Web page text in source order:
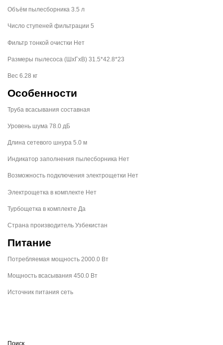
Объём пылесборника 3.5 л
Число ступеней фильтрации 5
Фильтр тонкой очистки Нет
Размеры пылесоса (ШxГxВ) 31.5*42.8*23
Вес 6.28 кг
Особенности
Труба всасывания составная
Уровень шума 78.0 дБ
Длина сетевого шнура 5.0 м
Индикатор заполнения пылесборника Нет
Возможность подключения электрощетки Нет
Электрощетка в комплекте Нет
Турбощетка в комплекте Да
Страна производитель Узбекистан
Питание
Потребляемая мощность 2000.0 Вт
Мощность всасывания 450.0 Вт
Источник питания сеть